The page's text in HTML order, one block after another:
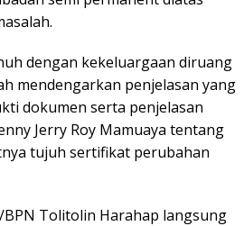
dengan kekeluargaan diruang
mendengarkan penjelasan yang
dokumen serta penjelasan
Jerry Roy Mamuaya tentang
tujuh sertifikat perubahan
Tolitolin Harahap langsung